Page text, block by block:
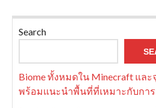
Search
Biome ทั้งหมดใน Minecraft แล
พร้อมแนะนำพื้นที่ที่เหมาะกับกา